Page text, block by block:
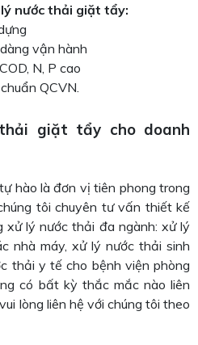
nước thải giặt tẩy:
vận hành
N, P cao
QCVN.
giặt tẩy cho doanh
tự hào là đơn vị tiên phong trong
tôi chuyên tư vấn thiết kế
lý nước thải đa ngành: xử lý
nhà máy, xử lý nước thải sinh
thải y tế cho bệnh viện phòng
có bất kỳ thắc mắc nào liên
lòng liên hệ với chúng tôi theo